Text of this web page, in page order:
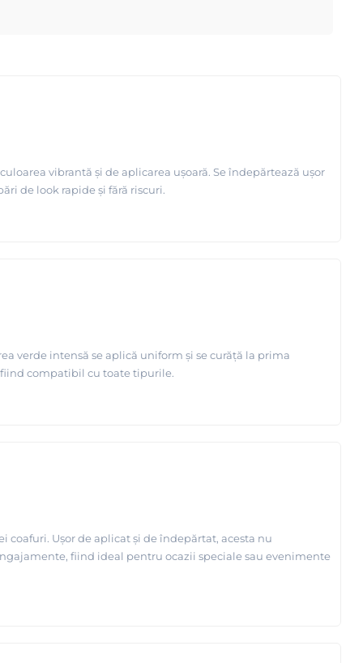
vibrantă și de aplicarea ușoară. Se îndepărtează ușor
de look rapide și fără riscuri.
verde intensă se aplică uniform și se curăță la prima
compatibil cu toate tipurile.
coafuri. Ușor de aplicat și de îndepărtat, acesta nu
fiind ideal pentru ocazii speciale sau evenimente